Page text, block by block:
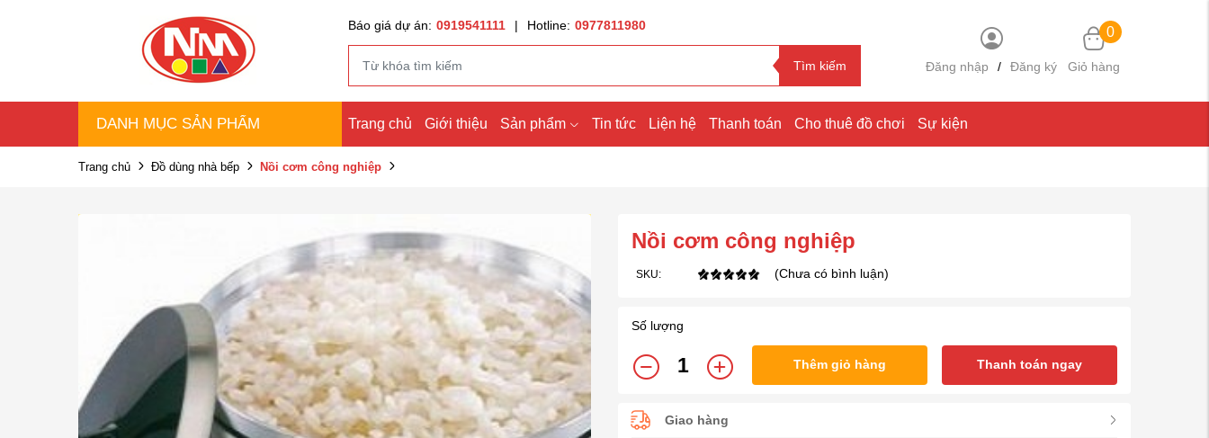
Báo giá dự án: 0919541111 | Hotline: 0977811980
Tìm kiếm Đăng nhập / Đăng ký
0
Giỏ hàng
DANH MỤC SẢN PHẨM Trang chủ Giới thiệu Sản phẩm Tin tức Liện hệ Thanh toán Cho thuê đồ chơi Sự kiện
Trang chủ Đồ dùng nhà bếp Nồi cơm công nghiệp
Nồi cơm công nghiệp
SKU: (Chưa có bình luận)
Số lượng
Thêm giỏ hàng Thanh toán ngay
Giao hàng